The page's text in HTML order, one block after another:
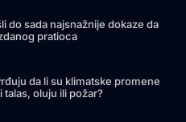
do sada najsnažnije dokaze da
pratioca
da li su klimatske promene
oluju ili požar?